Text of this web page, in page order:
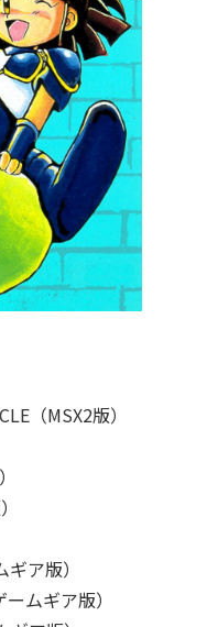
（MSX2版）
ア版）
ムギア版）